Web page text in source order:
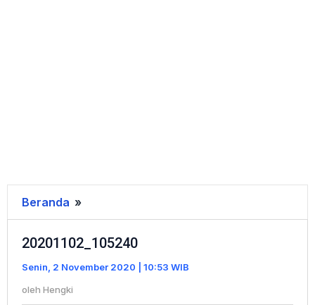
Beranda »
20201102_105240
Senin, 2 November 2020 | 10:53 WIB
oleh Hengki